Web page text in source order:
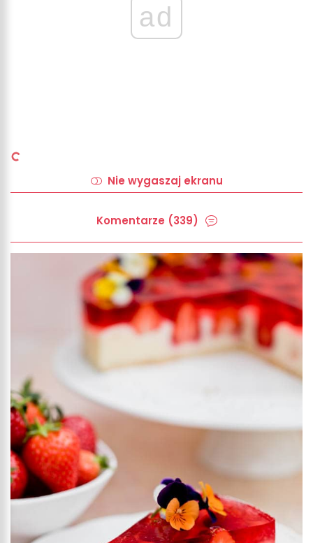
ad
Nie wygaszaj ekranu
Komentarze (339)